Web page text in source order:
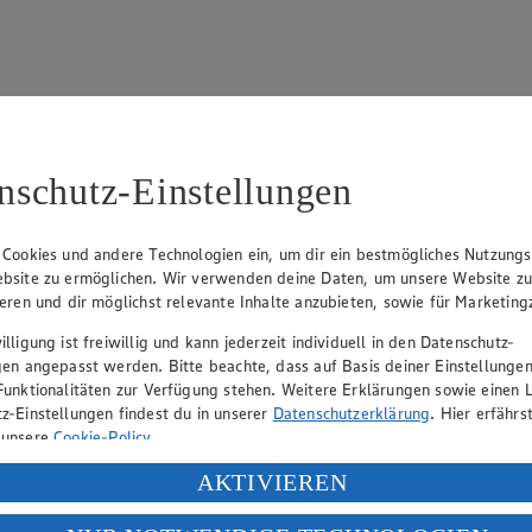
Claus Hollinger (Vorstandsmitglied, Sprecher), Dr. Dirk
gewährt Ihnen jedoch das Recht, den auf dieser Website
und Vervielfältigung von Bildmaterial oder Grafiken aus
verantwortlich. Firma und Anschriften unserer
hin, dass wir nicht an einem Streitbeilegungsverfahren vor einer
Einstellungen
und andere Technologien ein, um dir ein bestmögliches
zu ermöglichen. Wir verwenden deine Daten, um unsere Website zu
und dir möglichst relevante Inhalte anzubieten, sowie für
ist freiwillig und kann jederzeit individuell in den Datenschutz-
angepasst werden. Bitte beachte, dass auf Basis deiner
zur Verfügung stehen. Weitere Erklärungen sowie einen
Einstellungen findest du in unserer Datenschutzerklärung. Hier
Cookie-Policy.
deiner personenbezogenen Daten in den USA durch Facebook und
„Aktivieren“ klickst, willigst du im Sinne des Art. 49 Abs. 1 Satz 1 lit.
AKTIVIEREN